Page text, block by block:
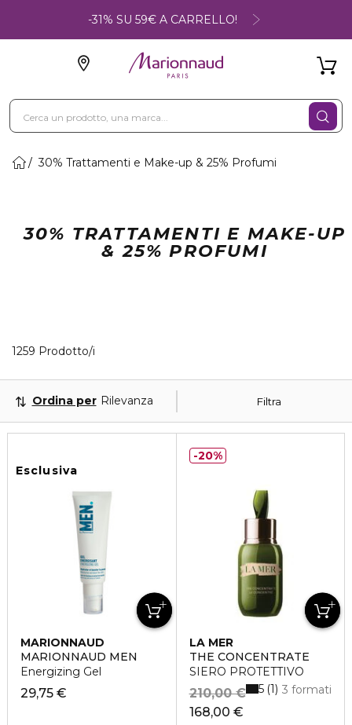
-31% SU 59€ A CARRELLO!
30% Trattamenti e Make-up & 25% Profumi
30% TRATTAMENTI E MAKE-UP
& 25% PROFUMI
1259 Prodotto/i
Filtra
Ordina per Rilevanza
Esclusiva
MARIONNAUD
MARIONNAUD MEN
Energizing Gel
29,75 €
LA MER
THE CONCENTRATE
SIERO PROTETTIVO
168,00 €
210,00 € 3 formati
5 1
20%